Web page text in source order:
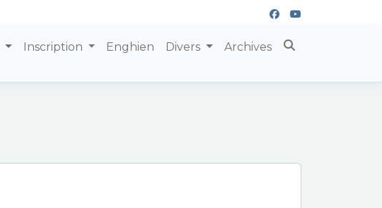
Inscription Enghien Divers Archives